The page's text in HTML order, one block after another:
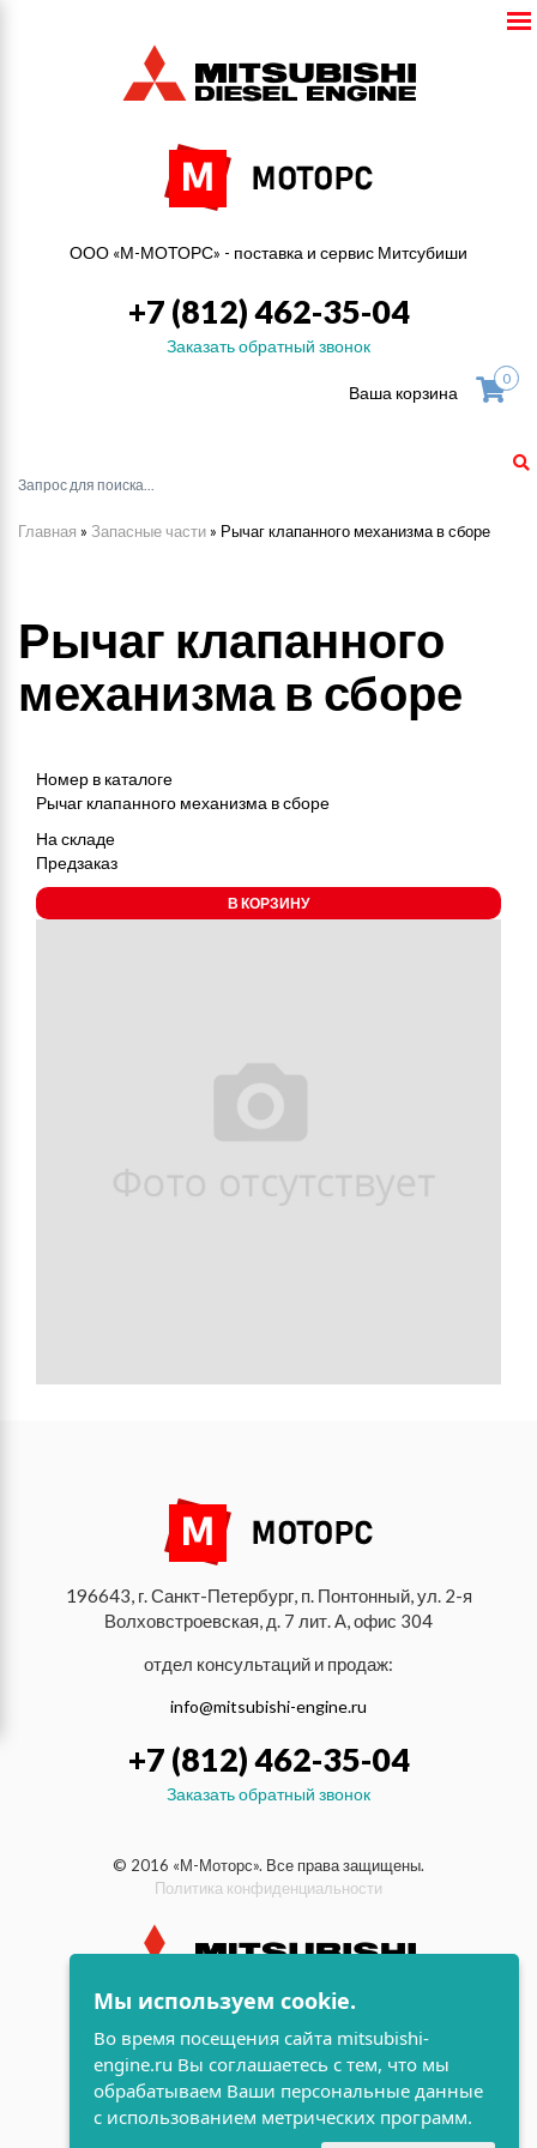
ООО «М-МОТОРС» - поставка и сервис Митсубиши
+7 (812) 462-35-04
Заказать обратный звонок
Ваша корзина
0
Главная » Запасные части » Рычаг клапанного механизма в сборе
Рычаг клапанного
механизма в сборе
Номер в каталоге
Рычаг клапанного механизма в сборе
На складе
Предзаказ
В КОРЗИНУ
196643, г. Санкт-Петербург, п. Понтонный, ул. 2-я
Волховстроевская, д. 7 лит. А, офис 304
отдел консультаций и продаж:
info@mitsubishi-engine.ru
+7 (812) 462-35-04
Заказать обратный звонок
© 2016 «М-Моторс». Все права защищены.
Политика конфиденциальности
индустриальные и морские
дизельные двигатели Mitsubishi
разработка сайта
Мы используем cookie.
Во время посещения сайта mitsubishi-
engine.ru Вы соглашаетесь с тем, что мы
обрабатываем Ваши персональные данные
с использованием метрических программ.